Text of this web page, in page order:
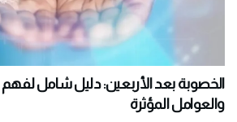
الخصوبة بعد الأربعين: دليل شامل
والعوامل المؤثرة